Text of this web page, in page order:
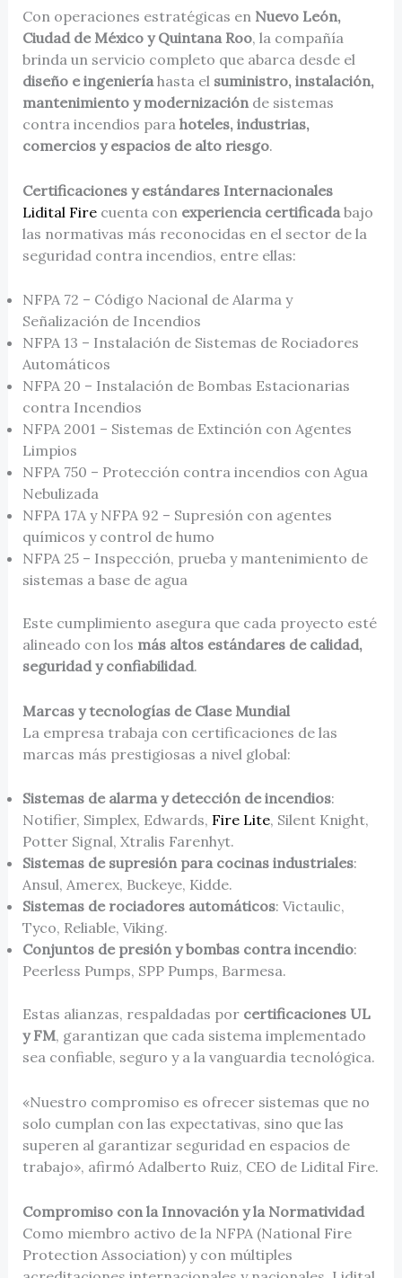
Con operaciones estratégicas en Nuevo León,
Ciudad de México y Quintana Roo, la compañía
brinda un servicio completo que abarca desde el
diseño e ingenieríahasta el suministro, instalación,
mantenimiento y modernizaciónde sistemas
contra incendios para hoteles, industrias,
comercios y espacios de alto riesgo.
Certificaciones y estándares Internacionales
Lidital Firecuenta con experiencia certificadabajo
las normativas más reconocidas en el sector de la
seguridad contra incendios, entre ellas:
NFPA 72 – Código Nacional de Alarma y
Señalización de Incendios
NFPA 13 – Instalación de Sistemas de Rociadores
Automáticos
NFPA 20 – Instalación de Bombas Estacionarias
contra Incendios
NFPA 2001 – Sistemas de Extinción con Agentes
Limpios
NFPA 750 – Protección contra incendios con Agua
Nebulizada
NFPA 17A y NFPA 92 – Supresión con agentes
químicos y control de humo
NFPA 25 – Inspección, prueba y mantenimiento de
sistemas a base de agua
Este cumplimiento asegura que cada proyecto esté
alineado con los más altos estándares de calidad,
seguridad y confiabilidad.
Marcas y tecnologías de Clase Mundial
La empresa trabaja con certificaciones de las
marcas más prestigiosas a nivel global:
Sistemas de alarma y detección de incendios:
Notifier, Simplex, Edwards, Fire Lite, Silent Knight,
Potter Signal, Xtralis Farenhyt.
Sistemas de supresión para cocinas industriales:
Ansul, Amerex, Buckeye, Kidde.
Sistemas de rociadores automáticos: Victaulic,
Tyco, Reliable, Viking.
Conjuntos de presión y bombas contra incendio:
Peerless Pumps, SPP Pumps, Barmesa.
Estas alianzas, respaldadas por certificaciones UL
y FM, garantizan que cada sistema implementado
sea confiable, seguro y a la vanguardia tecnológica.
«Nuestro compromiso es ofrecer sistemas que no
solo cumplan con las expectativas, sino que las
superen al garantizar seguridad en espacios de
trabajo», afirmó Adalberto Ruiz, CEO de Lidital Fire.
Compromiso con la Innovación y la Normatividad
Como miembro activo de la NFPA (National Fire
Protection Association) y con múltiples